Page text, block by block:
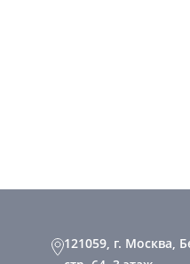
121059, г. Москва,